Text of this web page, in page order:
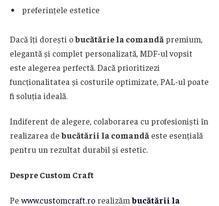
preferințele estetice
Dacă îți dorești obucătărie la comandăpremium,
elegantă și complet personalizată, MDF-ul vopsit
este alegerea perfectă. Dacă prioritizezi
funcționalitatea și costurile optimizate, PAL-ul poate
fi soluția ideală.
Indiferent de alegere, colaborarea cu profesioniști în
realizarea debucătării la comandă este esențială
pentru un rezultat durabil și estetic.
Despre Custom Craft
Pe www.customcraft.ro realizămbucătării la